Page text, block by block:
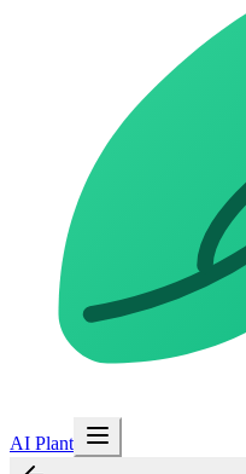
AI Plant